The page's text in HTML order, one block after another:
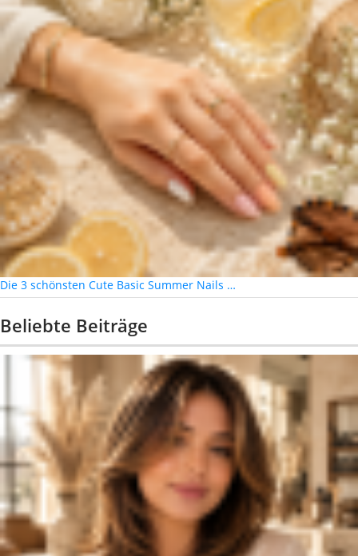
Die 3 schönsten Cute Basic Summer Nails …
Beliebte Beiträge